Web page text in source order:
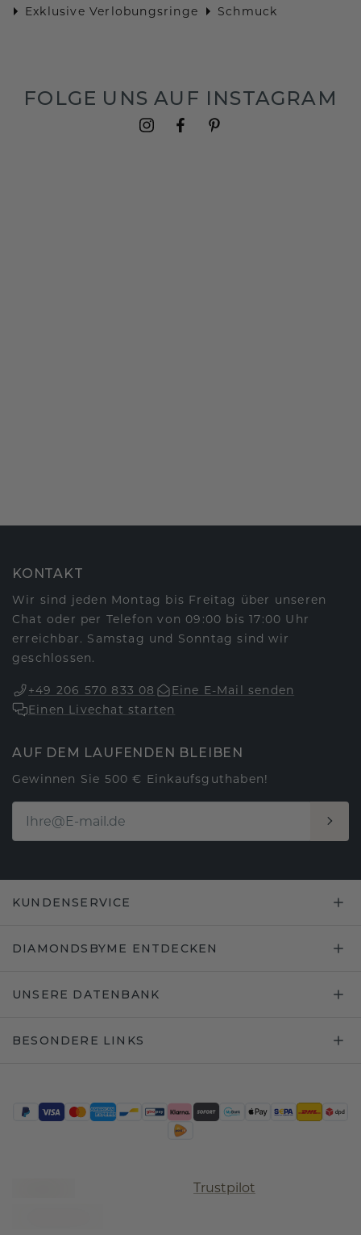
Exklusive Verlobungsringe
Schmuck
FOLGE UNS AUF INSTAGRAM
KONTAKT
Wir sind jeden Montag bis Freitag über unseren
Chat oder per Telefon von 09:00 bis 17:00 Uhr
erreichbar. Samstag und Sonntag sind wir
geschlossen.
+49 206 570 833 08
Eine E-Mail senden
Einen Livechat starten
AUF DEM LAUFENDEN BLEIBEN
Gewinnen Sie 500 € Einkaufsguthaben!
KUNDENSERVICE
DIAMONDSBYME ENTDECKEN
UNSERE DATENBANK
BESONDERE LINKS
Trustpilot